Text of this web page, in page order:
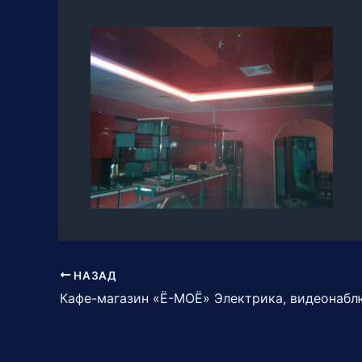
НАЗАД
Кафе-магазин «Ё-МОЁ» Электрика,